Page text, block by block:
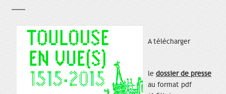
A télécharger
le dossier de presse
au format pdf